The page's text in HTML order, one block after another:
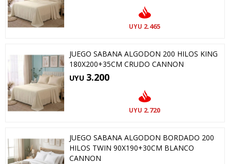
UYU 2.465
JUEGO SABANA ALGODON 200 HILOS KING
180X200+35CM CRUDO CANNON
UYU 3.200
UYU 2.720
JUEGO SABANA ALGODON BORDADO 200
HILOS TWIN 90X190+30CM BLANCO
CANNON